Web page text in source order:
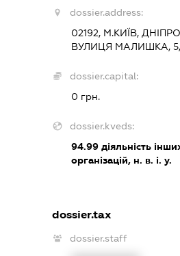
dossier.address:
02192, М.КИЇВ,
ВУЛИЦЯ МАЛИШКА,
dossier.capital:
0 грн.
dossier.kveds:
94.99діяльність
організацій, н. в. і. у.
dossier.tax
dossier.staff